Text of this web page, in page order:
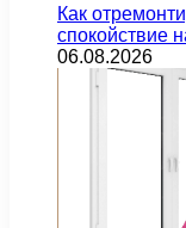
Как
спокойствие
06.08.2026